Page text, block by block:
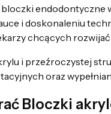
endodontyczne
i doskonaleniu
chcących
i przeźroczystej
oraz
Bloczki